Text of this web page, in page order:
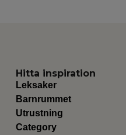
Hitta inspiration
Leksaker
Barnrummet
Utrustning
Category